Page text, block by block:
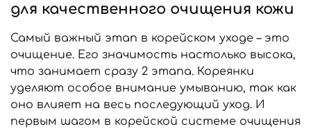
для качественного очищения кожи
Самый важный этап в корейском уходе – это
очищение. Его значимость настолько высока,
что занимает сразу 2 этапа. Кореянки
уделяют особое внимание умыванию, так как
оно влияет на весь последующий уход. И
первым шагом в корейской системе очищения